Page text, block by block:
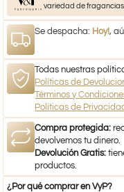
variedad de fragancias
Se despacha: Hoy!,
Todas nuestras
Políticas de
Términos y
Políticas de
Compra protegida:
devolvemos tu dinero.
Devolución Gratis:
productos.
¿Por qué comprar en VyP?